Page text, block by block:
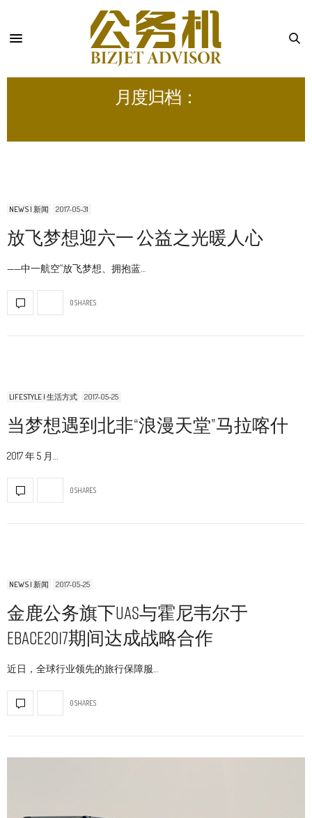
月度归档：
NEWS | 新闻 2017-05-31
放飞梦想迎六一 公益之光暖人心
——中一航空“放飞梦想、拥抱蓝…
0 SHARES
LIFESTYLE | 生活方式 2017-05-25
当梦想遇到北非“浪漫天堂”马拉喀什
2017 年 5 月…
0 SHARES
NEWS | 新闻 2017-05-25
金鹿公务旗下UAS与霍尼韦尔于
EBACE2017期间达成战略合作
近日，全球行业领先的旅行保障服…
0 SHARES